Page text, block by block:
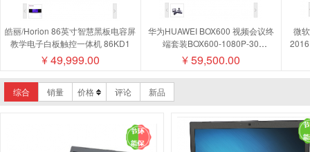
皓丽/Horion 86英寸智慧黑板电容屏
教学电子白板触控一体机 86KD1
¥49,999.00
华为HUAWEI BOX600 视频会议终
端套装BOX600-1080P-30
camera200摄像机MIC500全向麦磁
盘阵列
¥59,500.00
微
综合 销量 价格 评论 新品